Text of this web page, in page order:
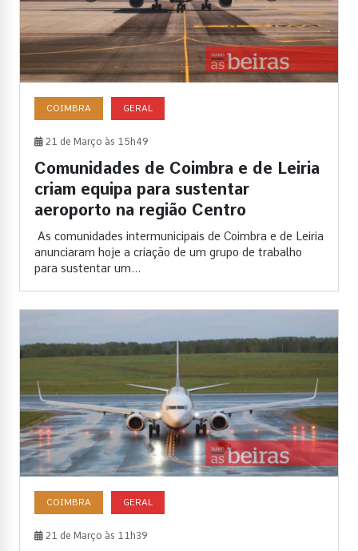
COIMBRA GERAL
21 de Março às 15h49
Comunidades de Coimbra e de Leiria
criam equipa para sustentar
aeroporto na região Centro
As comunidades intermunicipais de Coimbra e de Leiria
anunciaram hoje a criação de um grupo de trabalho
para sustentar um...
COIMBRA GERAL
21 de Março às 11h39